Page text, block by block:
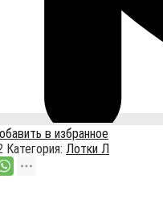
в избранное
Категория: Лотки Л